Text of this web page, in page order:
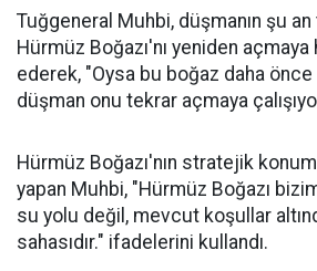
Tuğgeneral Muhbi, düşmanın şu
Hürmüz Boğazı'nı yeniden açmaya
ederek, "Oysa bu boğaz daha önce
düşman onu tekrar açmaya
Hürmüz Boğazı'nın stratejik
yapan Muhbi, "Hürmüz Boğazı
su yolu değil, mevcut koşullar
sahasıdır." ifadelerini kullandı.